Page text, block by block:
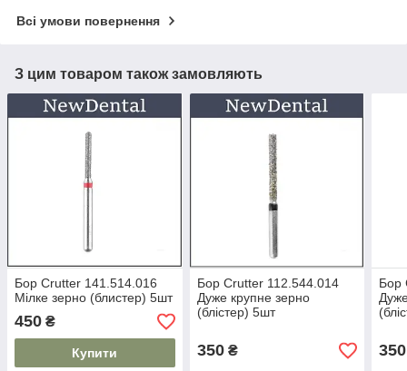
Всі умови повернення
З цим товаром також замовляють
Бор Crutter 141.514.016
Мілке зерно (блистер) 5шт
450 ₴
Купити
Бор Crutter 112.544.014
Дуже крупне зерно
(блістер) 5шт
350₴
Бор
350